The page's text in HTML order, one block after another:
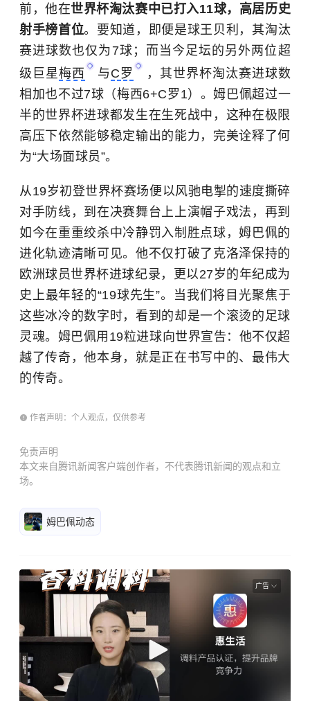
前，他在世界杯淘汰赛中已打入11球，高居历史
射手榜首位。要知道，即便是球王贝利，其淘汰
赛进球数也仅为7球；而当今足坛的另外两位超
级巨星梅西 与 C罗
，其世界杯淘汰赛进球数
相加也不过7球（梅西6+C罗1）。姆巴佩超过一
半的世界杯进球都发生在生死战中，这种在极限
高压下依然能够稳定输出的能力，完美诠释了何
为“大场面球员”。
从19岁初登世界杯赛场便以风驰电掣的速度撕碎
对手防线，到在决赛舞台上上演帽子戏法，再到
如今在重重绞杀中冷静罚入制胜点球，姆巴佩的
进化轨迹清晰可见。他不仅打破了克洛泽保持的
欧洲球员世界杯进球纪录，更以27岁的年纪成为
史上最年轻的“19球先生”。当我们将目光聚焦于
这些冰冷的数字时，看到的却是一个滚烫的足球
灵魂。姆巴佩用19粒进球向世界宣告：他不仅超
越了传奇，他本身，就是正在书写中的、最伟大
的传奇。
作者声明：个人观点，仅供参考
免责声明
本文来自腾讯新闻客户端创作者，不代表腾讯新闻的观点和立
场。
姆巴佩动态
广告